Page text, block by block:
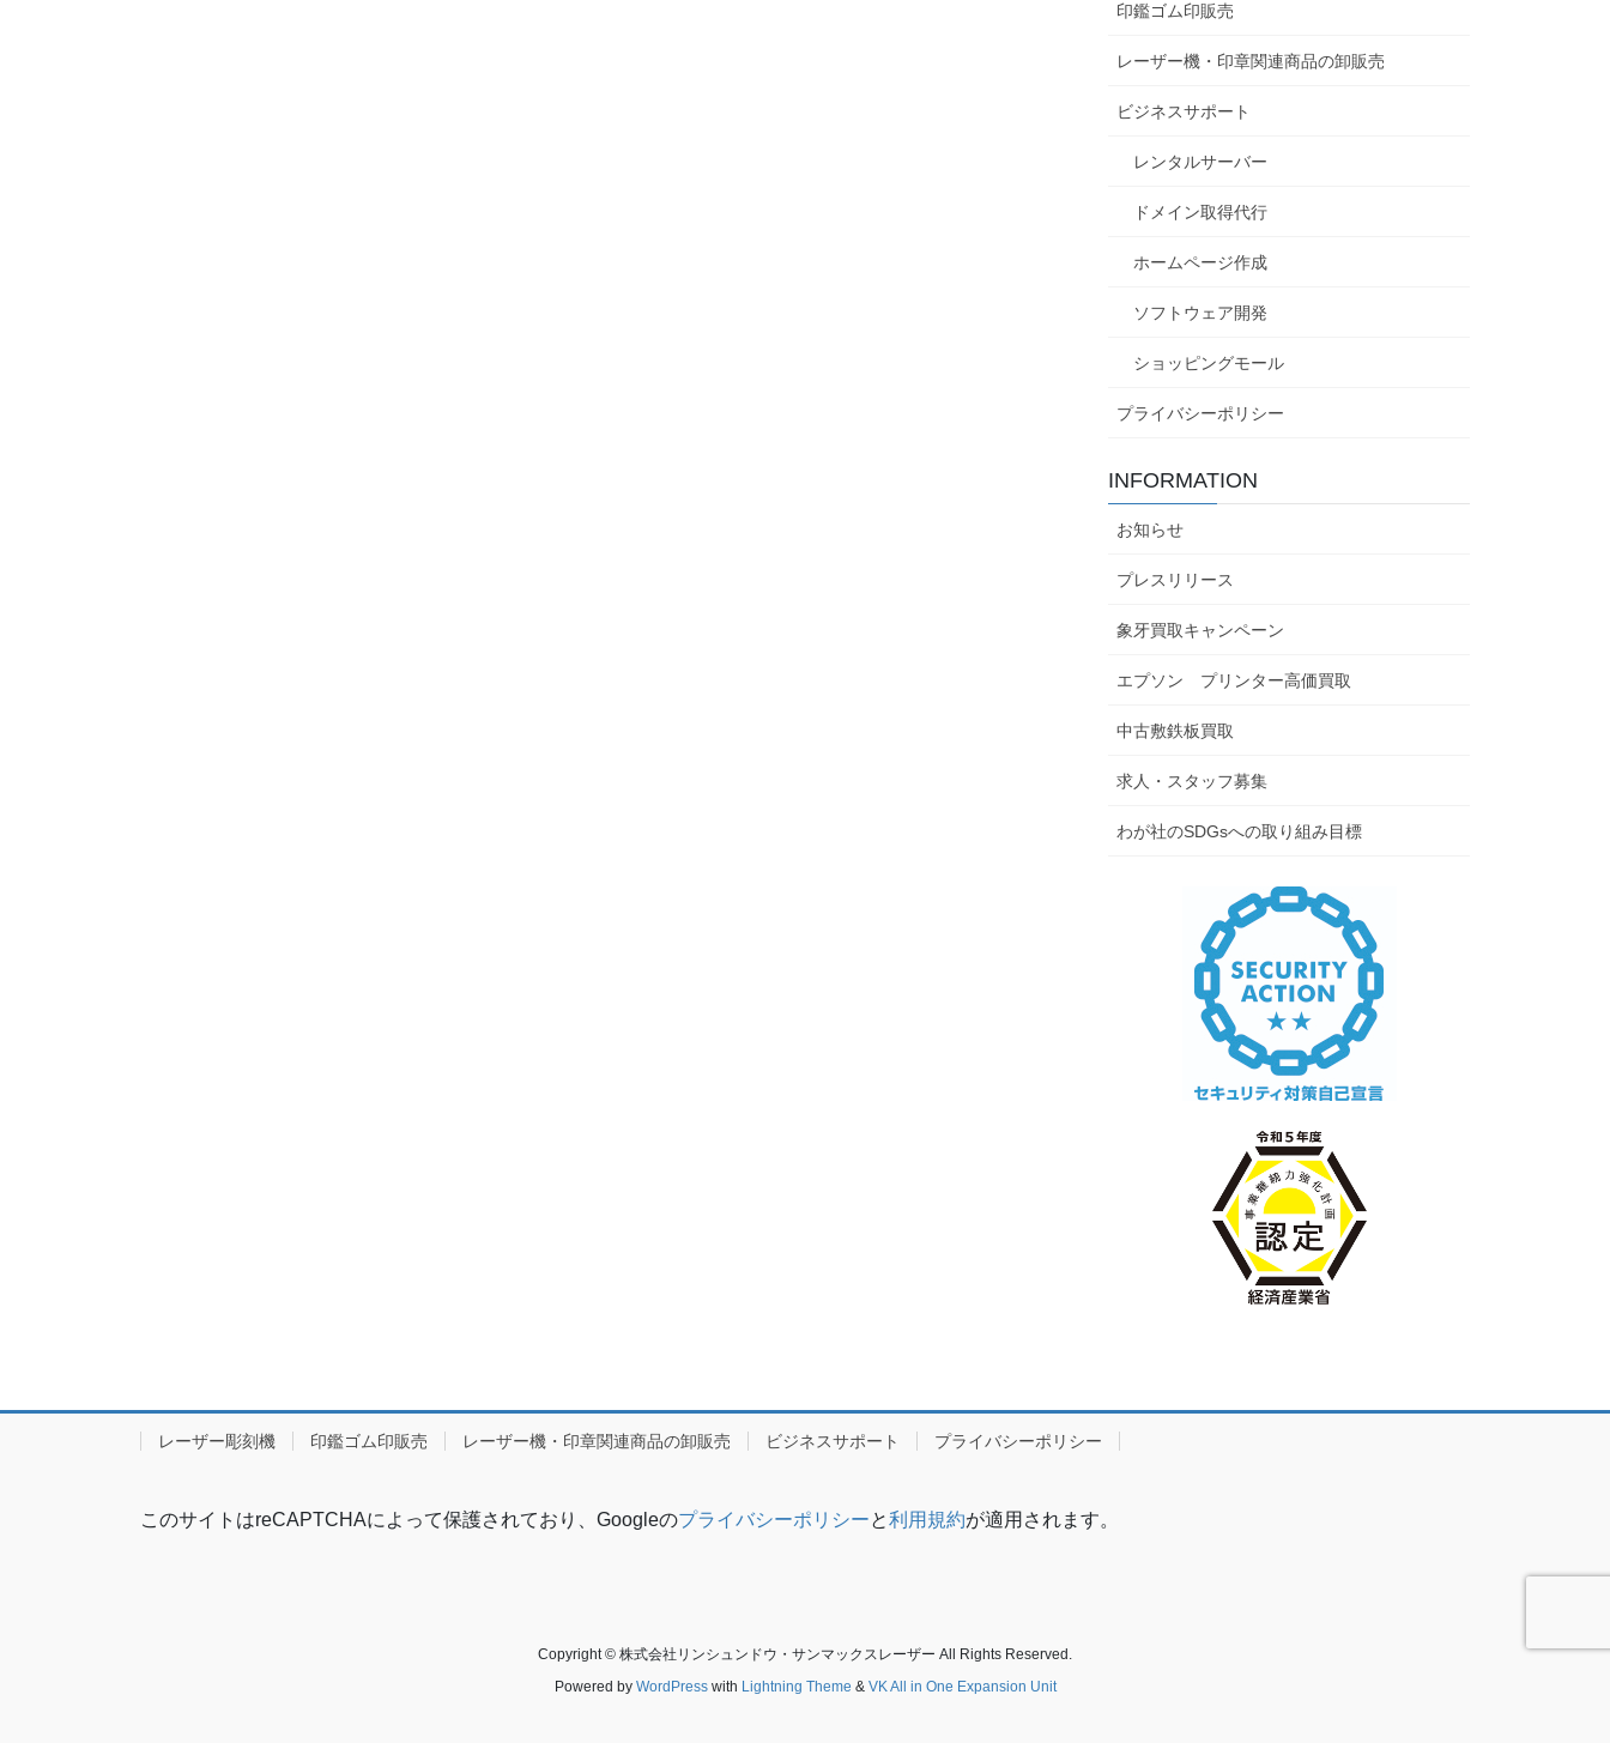
印鑑ゴム印販売
レーザー機・印章関連商品の卸販売
ビジネスサポート
レンタルサーバー
ドメイン取得代行
ホームページ作成
ソフトウェア開発
ショッピングモール
プライバシーポリシー
INFORMATION
お知らせ
プレスリリース
象牙買取キャンペーン
エプソン プリンター高価買取
中古敷鉄板買取
求人・スタッフ募集
わが社のSDGsへの取り組み目標
レーザー彫刻機 印鑑ゴム印販売 レーザー機・印章関連商品の卸販売 ビジネスサポート プライバシーポリシー
このサイトはreCAPTCHAによって保護されており、Googleのプライバシーポリシーと利用規約が適用されます。
Copyright © 株式会社リンシュンドウ・サンマックスレーザー All Rights Reserved.
Powered by WordPresswith Lightning Theme & VK All in One Expansion Unit